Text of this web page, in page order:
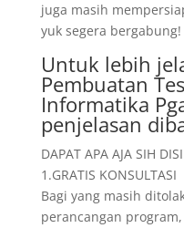
juga masih
yuk segera bergabung!
Untuk lebih
Pembuatan
Informatika
penjelasan
DAPAT APA AJA SIH
1.GRATIS KONSULTASI
Bagi yang masih
perancangan